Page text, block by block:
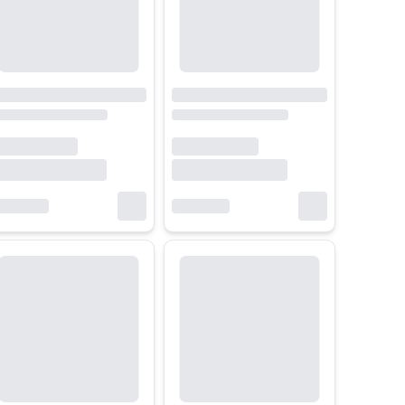
AAA hoặc làm đồ họa chuyên sâu nên ưu tiên GPU RTX
truyền thống.
liên tục.
tư về lâu dài.
phù hợp theo nhu cầu sử dụng thực tế thay vì chỉ tập trung vào
việc lâu dài, đây là nhóm sản phẩm rất đáng để tham khảo trước